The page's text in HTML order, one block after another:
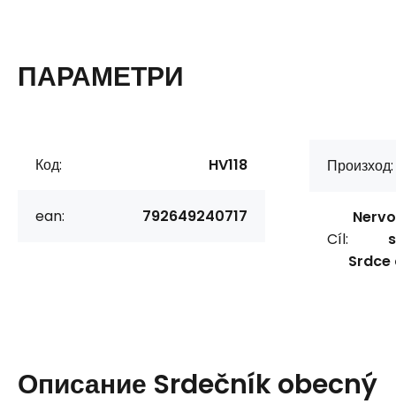
ПАРАМЕТРИ
Код: HV118
ean: 792649240717
Произход:
Cíl:
Srdce
Описание Srdečník obecný